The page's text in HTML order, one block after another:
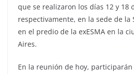
que se realizaron los días 12 y 18
respectivamente, en la sede de la
en el predio de la exESMA en la
Aires.
En la reunión de hoy,